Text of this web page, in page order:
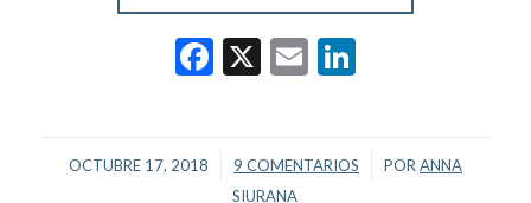
Facebook
X EmailLinkedIn
OCTUBRE 17, 2018
/ 9 COMENTARIOS
/ POR ANNA
SIURANA